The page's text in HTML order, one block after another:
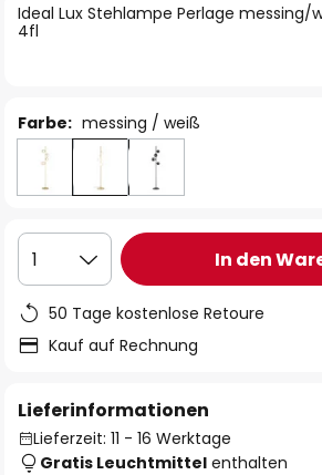
springen
Ideal Lux Stehlampe Perlage messing/
4fl
Farbe: messing / weiß
1 In den
50 Tage kostenlose Retoure
Kauf auf Rechnung
Lieferinformationen
Lieferzeit: 11 - 16 Werktage
Gratis Leuchtmittel enthalten